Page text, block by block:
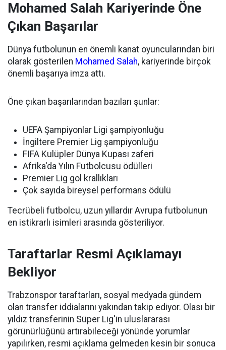
Mohamed Salah Kariyerinde Öne
Çıkan Başarılar
Dünya futbolunun en önemli kanat oyuncularından biri
olarak gösterilen Mohamed Salah, kariyerinde birçok
önemli başarıya imza attı.
Öne çıkan başarılarından bazıları şunlar:
UEFA Şampiyonlar Ligi şampiyonluğu
İngiltere Premier Lig şampiyonluğu
FIFA Kulüpler Dünya Kupası zaferi
Afrika'da Yılın Futbolcusu ödülleri
Premier Lig gol krallıkları
Çok sayıda bireysel performans ödülü
Tecrübeli futbolcu, uzun yıllardır Avrupa futbolunun
en istikrarlı isimleri arasında gösteriliyor.
Taraftarlar Resmi Açıklamayı
Bekliyor
Trabzonspor taraftarları, sosyal medyada gündem
olan transfer iddialarını yakından takip ediyor. Olası bir
yıldız transferinin Süper Lig'in uluslararası
görünürlüğünü artırabileceği yönünde yorumlar
yapılırken, resmi açıklama gelmeden kesin bir sonuca